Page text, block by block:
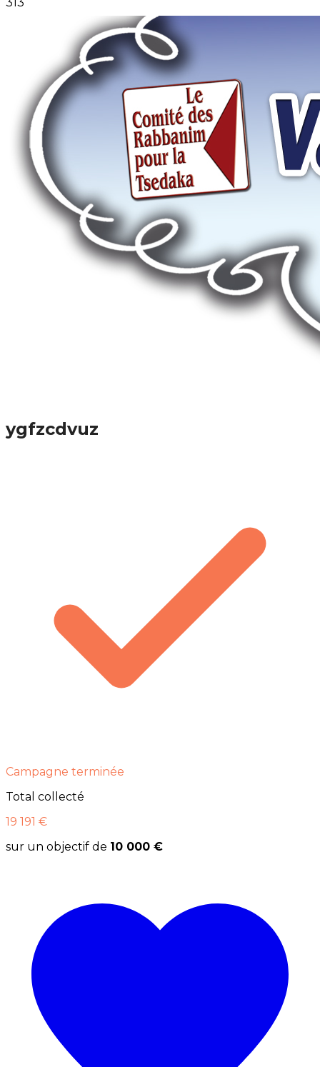
Temps restant
ygfzcdvuz
Campagne terminée
Total collecté
19 191 €
sur un objectif de 10 000 €